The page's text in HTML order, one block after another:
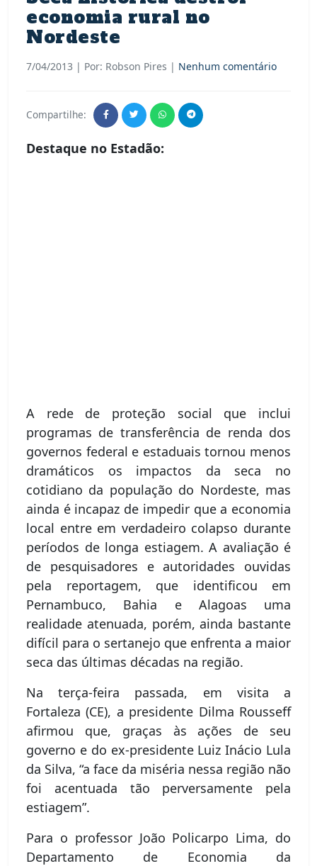
economia rural no
Nordeste
7/04/2013 | Por: Robson Pires | Nenhum comentário
Compartilhe:
Destaque no Estadão:
A rede de proteção social que inclui
programas de transferência de renda dos
governos federal e estaduais tornou menos
dramáticos os impactos da seca no
cotidiano da população do Nordeste, mas
ainda é incapaz de impedir que a economia
local entre em verdadeiro colapso durante
períodos de longa estiagem. A avaliação é
de pesquisadores e autoridades ouvidas
pela reportagem, que identificou em
Pernambuco, Bahia e Alagoas uma
realidade atenuada, porém, ainda bastante
difícil para o sertanejo que enfrenta a maior
seca das últimas décadas na região.
Na terça-feira passada, em visita a
Fortaleza (CE), a presidente Dilma Rousseff
afirmou que, graças às ações de seu
governo e do ex-presidente Luiz Inácio Lula
da Silva, “a face da miséria nessa região não
foi acentuada tão perversamente pela
estiagem”.
Para o professor João Policarpo Lima, do
Departamento de Economia da